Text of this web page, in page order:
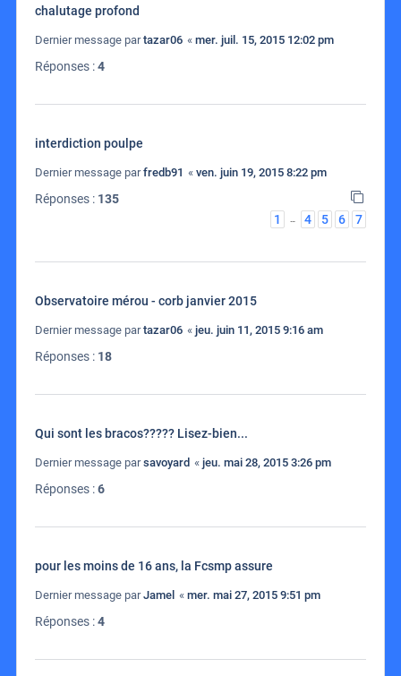
chalutage profond
Dernier message partazar06 « mer. juil. 15, 2015 12:02 pm
Réponses :4
interdiction poulpe
Dernier message parfredb91 « ven. juin 19, 2015 8:22 pm
Réponses : 135
1
… 4 5 6 7
Observatoire mérou - corb janvier 2015
Dernier message partazar06 « jeu. juin 11, 2015 9:16 am
Réponses : 18
Qui sont les bracos????? Lisez-bien...
Dernier message parsavoyard « jeu. mai 28, 2015 3:26 pm
Réponses :6
pour les moins de 16 ans, la Fcsmp assure
Dernier message parJamel « mer. mai 27, 2015 9:51 pm
Réponses :4